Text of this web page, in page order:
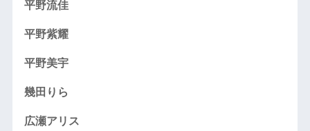
平野流佳
平野紫耀
平野美宇
幾田りら
広瀬アリス